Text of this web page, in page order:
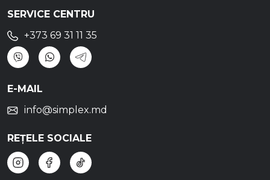
SERVICE CENTRU
+373 69 31 11 35
E-MAIL
info@simplex.md
REȚELE SOCIALE